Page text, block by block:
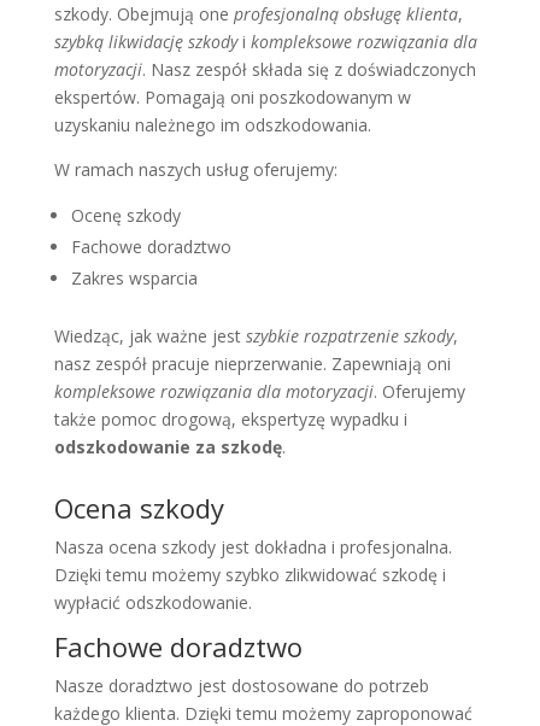
szkody. Obejmują one profesjonalną obsługę klienta,
szybką likwidację szkodyi kompleksowe rozwiązania dla
motoryzacji. Nasz zespół składa się z doświadczonych
ekspertów. Pomagają oni poszkodowanym w
uzyskaniu należnego im odszkodowania.
W ramach naszych usług oferujemy:
Ocenę szkody
Fachowe doradztwo
Zakres wsparcia
Wiedząc, jak ważne jest szybkie rozpatrzenie szkody,
nasz zespół pracuje nieprzerwanie. Zapewniają oni
kompleksowe rozwiązania dla motoryzacji. Oferujemy
także pomoc drogową, ekspertyzę wypadku i
odszkodowanie za szkodę.
Ocena szkody
Nasza ocena szkody jest dokładna i profesjonalna.
Dzięki temu możemy szybko zlikwidować szkodę i
wypłacić odszkodowanie.
Fachowe doradztwo
Nasze doradztwo jest dostosowane do potrzeb
każdego klienta. Dzięki temu możemy zaproponować